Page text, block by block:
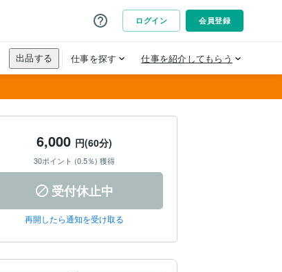
6,000 円(60分)
30ポイント (0.5％) 獲得
受付休止中
再開したら通知を受け取る